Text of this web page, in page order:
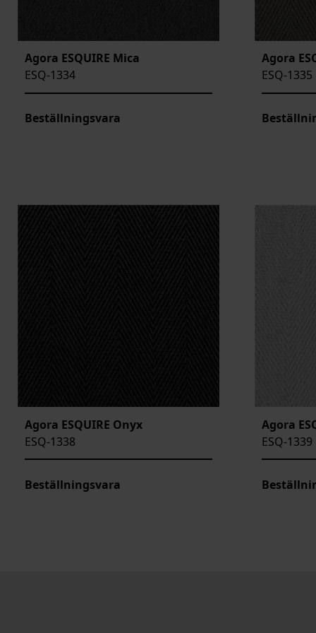
Agora ESQUIRE Mica
ESQ-1334
Beställningsvara
Agora
ESQ-1335
Agora ESQUIRE Onyx
ESQ-1338
Beställningsvara
Agora
ESQ-1339